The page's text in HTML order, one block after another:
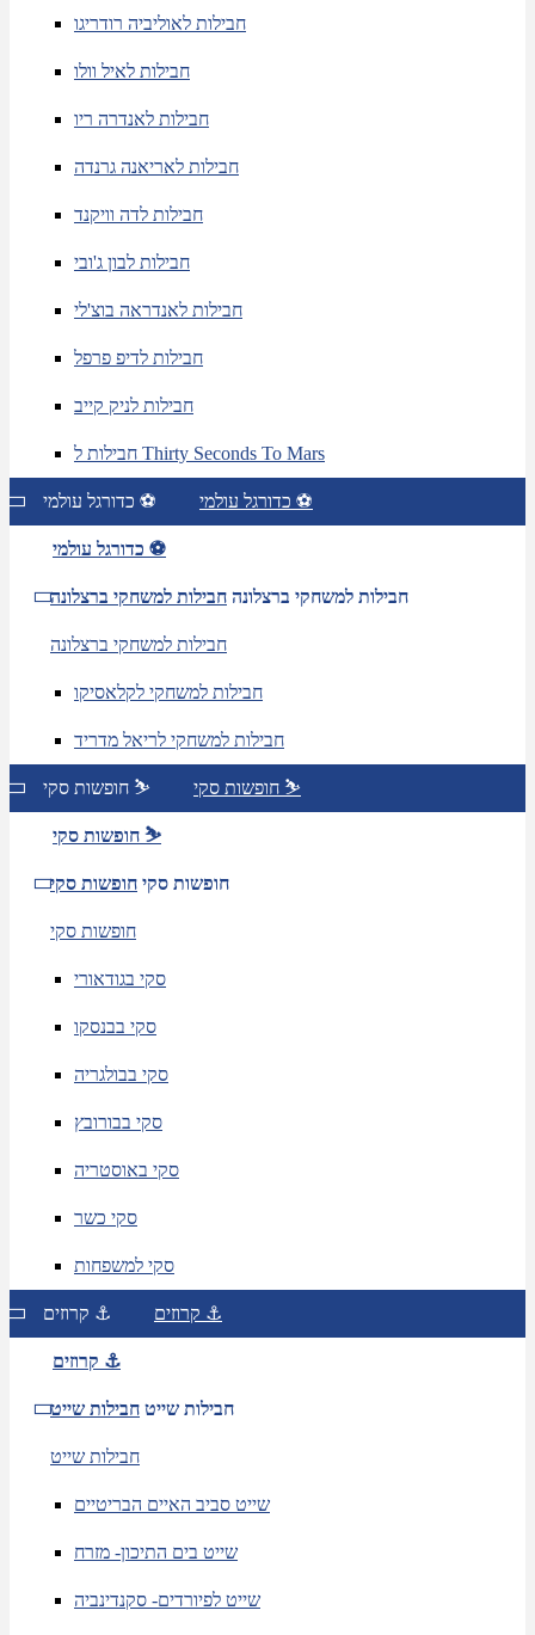
חבילות לאוליביה רודריגו
חבילות לאיל וולו
חבילות לאנדרה ריו
חבילות לאריאנה גרנדה
חבילות לדה וויקנד
חבילות לבון ג'ובי
חבילות לאנדראה בוצ'לי
חבילות לדיפ פרפל
חבילות לניק קייב
חבילות ל Thirty Seconds To Mars
כדורגל עולמי ⚽ כדורגל עולמי ⚽
כדורגל עולמי ⚽
חבילות למשחקי ברצלונה חבילות למשחקי ברצלונה
חבילות למשחקי ברצלונה
חבילות למשחקי לקלאסיקו
חבילות למשחקי לריאל מדריד
חופשות סקי ⛷️ חופשות סקי ⛷️
חופשות סקי ⛷️
חופשות סקי חופשות סקי
חופשות סקי
סקי בגודאורי
סקי בבנסקו
סקי בבולגריה
סקי בבורובץ
סקי באוסטריה
סקי כשר
סקי למשפחות
קרוזים ⚓ קרוזים ⚓
קרוזים ⚓
חבילות שייט חבילות שייט
חבילות שייט
שייט סביב האיים הבריטיים
שייט בים התיכון- מזרח
שייט לפיורדים- סקנדינביה